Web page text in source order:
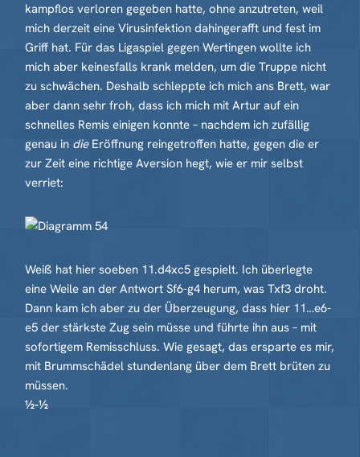
kampflos verloren gegeben hatte, ohne anzutreten, weil
mich derzeit eine Virusinfektion dahingerafft und fest im
Griff hat. Für das Ligaspiel gegen Wertingen wollte ich
mich aber keinesfalls krank melden, um die Truppe nicht
zu schwächen. Deshalb schleppte ich mich ans Brett, war
aber dann sehr froh, dass ich mich mit Artur auf ein
schnelles Remis einigen konnte – nachdem ich zufällig
genau in dieEröffnung reingetroffen hatte, gegen die er
zur Zeit eine richtige Aversion hegt, wie er mir selbst
verriet:
Weiß hat hier soeben 11.d4xc5 gespielt. Ich überlegte
eine Weile an der Antwort Sf6-g4 herum, was Txf3 droht.
Dann kam ich aber zu der Überzeugung, dass hier 11…e6-
e5 der stärkste Zug sein müsse und führte ihn aus – mit
sofortigem Remisschluss. Wie gesagt, das ersparte es mir,
mit Brummschädel stundenlang über dem Brett brüten zu
müssen.
½-½